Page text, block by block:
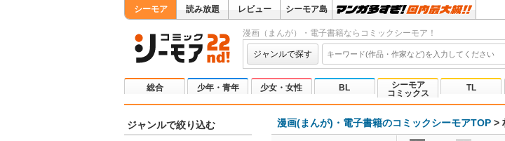
シーモア 読み放題 レビュー シーモア島
漫画（まんが）・電子書籍ならコミックシーモア！
ジャンルで探す
総合 少年・青年 少女・女性 BL
シーモア
コミックス
TL
ジャンルで絞り込む 漫画(まんが)・電子書籍のコミックシーモアTOP >